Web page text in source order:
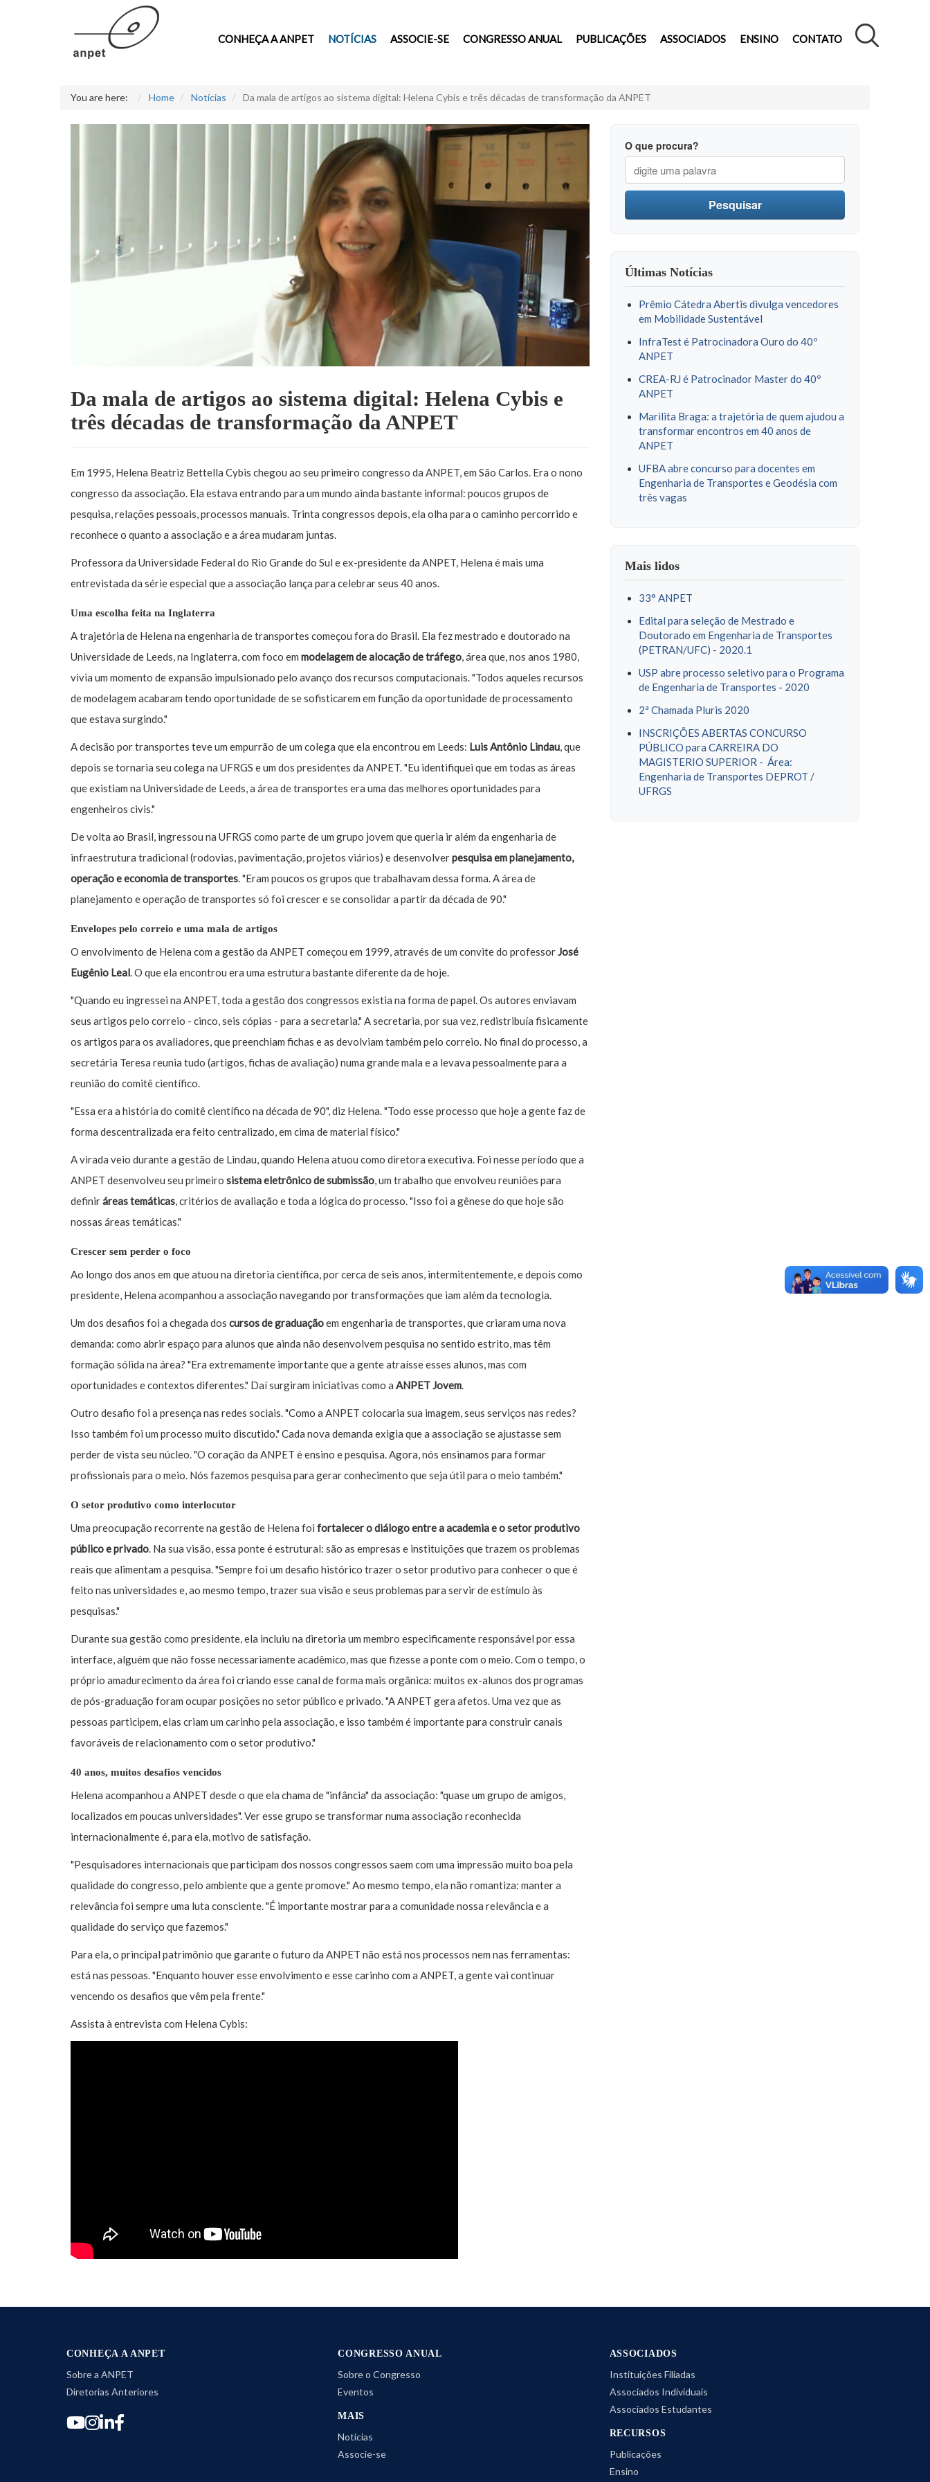
CONHEÇA A ANPET NOTÍCIAS ASSOCIE-SE CONGRESSO ANUAL PUBLICAÇÕES ASSOCIADOS ENSINO CONTATO
You are here: Home Notícias Da mala de artigos ao sistema digital: Helena Cybis e três décadas de transformação da ANPET
Da mala de artigos ao sistema digital: Helena Cybis e
três décadas de transformação da ANPET
Em 1995, Helena Beatriz Bettella Cybis chegou ao seu primeiro congresso da ANPET, em São Carlos. Era o nono
congresso da associação. Ela estava entrando para um mundo ainda bastante informal: poucos grupos de
pesquisa, relações pessoais, processos manuais. Trinta congressos depois, ela olha para o caminho percorrido e
reconhece o quanto a associação e a área mudaram juntas.
Professora da Universidade Federal do Rio Grande do Sul e ex-presidente da ANPET, Helena é mais uma
entrevistada da série especial que a associação lança para celebrar seus 40 anos.
Uma escolha feita na Inglaterra
A trajetória de Helena na engenharia de transportes começou fora do Brasil. Ela fez mestrado e doutorado na
Universidade de Leeds, na Inglaterra, com foco em modelagem de alocação de tráfego, área que, nos anos 1980,
vivia um momento de expansão impulsionado pelo avanço dos recursos computacionais. "Todos aqueles recursos
de modelagem acabaram tendo oportunidade de se sofisticarem em função da oportunidade de processamento
que estava surgindo."
A decisão por transportes teve um empurrão de um colega que ela encontrou em Leeds: Luis Antônio Lindau, que
depois se tornaria seu colega na UFRGS e um dos presidentes da ANPET. "Eu identifiquei que em todas as áreas
que existiam na Universidade de Leeds, a área de transportes era uma das melhores oportunidades para
engenheiros civis."
De volta ao Brasil, ingressou na UFRGS como parte de um grupo jovem que queria ir além da engenharia de
infraestrutura tradicional (rodovias, pavimentação, projetos viários) e desenvolverpesquisa em planejamento,
operação e economia de transportes. "Eram poucos os grupos que trabalhavam dessa forma. A área de
planejamento e operação de transportes só foi crescer e se consolidar a partir da década de 90."
Envelopes pelo correio e uma mala de artigos
O envolvimento de Helena com a gestão da ANPET começou em 1999, através de um convite do professorJosé
Eugênio Leal. O que ela encontrou era uma estrutura bastante diferente da de hoje.
"Quando eu ingressei na ANPET, toda a gestão dos congressos existia na forma de papel. Os autores enviavam
seus artigos pelo correio - cinco, seis cópias - para a secretaria." A secretaria, por sua vez, redistribuía fisicamente
os artigos para os avaliadores, que preenchiam fichas e as devolviam também pelo correio. No final do processo, a
secretária Teresa reunia tudo (artigos, fichas de avaliação) numa grande mala e a levava pessoalmente para a
reunião do comitê científico.
"Essa era a história do comitê científico na década de 90", diz Helena. "Todo esse processo que hoje a gente faz de
forma descentralizada era feito centralizado, em cima de material físico."
A virada veio durante a gestão de Lindau, quando Helena atuou como diretora executiva. Foi nesse período que a
ANPET desenvolveu seu primeiro sistema eletrônico de submissão, um trabalho que envolveu reuniões para
definiráreas temáticas, critérios de avaliação e toda a lógica do processo. "Isso foi a gênese do que hoje são
nossas áreas temáticas."
Crescer sem perder o foco
Ao longo dos anos em que atuou na diretoria científica, por cerca de seis anos, intermitentemente, e depois como
presidente, Helena acompanhou a associação navegando por transformações que iam além da tecnologia.
Um dos desafios foi a chegada dos cursos de graduaçãoem engenharia de transportes, que criaram uma nova
demanda: como abrir espaço para alunos que ainda não desenvolvem pesquisa no sentido estrito, mas têm
formação sólida na área? "Era extremamente importante que a gente atraísse esses alunos, mas com
oportunidades e contextos diferentes." Daí surgiram iniciativas como a ANPET Jovem.
Outro desafio foi a presença nas redes sociais. "Como a ANPET colocaria sua imagem, seus serviços nas redes?
Isso também foi um processo muito discutido." Cada nova demanda exigia que a associação se ajustasse sem
perder de vista seu núcleo. "O coração da ANPET é ensino e pesquisa. Agora, nós ensinamos para formar
profissionais para o meio. Nós fazemos pesquisa para gerar conhecimento que seja útil para o meio também."
O setor produtivo como interlocutor
Uma preocupação recorrente na gestão de Helena foi fortalecer o diálogo entre a academia e o setor produtivo
público e privado. Na sua visão, essa ponte é estrutural: são as empresas e instituições que trazem os problemas
reais que alimentam a pesquisa. "Sempre foi um desafio histórico trazer o setor produtivo para conhecer o que é
feito nas universidades e, ao mesmo tempo, trazer sua visão e seus problemas para servir de estímulo às
pesquisas."
Durante sua gestão como presidente, ela incluiu na diretoria um membro especificamente responsável por essa
interface, alguém que não fosse necessariamente acadêmico, mas que fizesse a ponte com o meio. Com o tempo, o
próprio amadurecimento da área foi criando esse canal de forma mais orgânica: muitos ex-alunos dos programas
de pós-graduação foram ocupar posições no setor público e privado. "A ANPET gera afetos. Uma vez que as
pessoas participem, elas criam um carinho pela associação, e isso também é importante para construir canais
favoráveis de relacionamento com o setor produtivo."
40 anos, muitos desafios vencidos
Helena acompanhou a ANPET desde o que ela chama de "infância" da associação: "quase um grupo de amigos,
localizados em poucas universidades". Ver esse grupo se transformar numa associação reconhecida
internacionalmente é, para ela, motivo de satisfação.
"Pesquisadores internacionais que participam dos nossos congressos saem com uma impressão muito boa pela
qualidade do congresso, pelo ambiente que a gente promove." Ao mesmo tempo, ela não romantiza: manter a
relevância foi sempre uma luta consciente. "É importante mostrar para a comunidade nossa relevância e a
qualidade do serviço que fazemos."
Para ela, o principal patrimônio que garante o futuro da ANPET não está nos processos nem nas ferramentas:
está nas pessoas. "Enquanto houver esse envolvimento e esse carinho com a ANPET, a gente vai continuar
vencendo os desafios que vêm pela frente."
Assista à entrevista com Helena Cybis:
O que procura?
Pesquisar
Últimas Notícias
Prêmio Cátedra Abertis divulga vencedores
em Mobilidade Sustentável
InfraTest é Patrocinadora Ouro do 40º
ANPET
CREA-RJ é Patrocinador Master do 40º
ANPET
Marilita Braga: a trajetória de quem ajudou a
transformar encontros em 40 anos de
ANPET
UFBA abre concurso para docentes em
Engenharia de Transportes e Geodésia com
três vagas
Mais lidos
33° ANPET
Edital para seleção de Mestrado e
Doutorado em Engenharia de Transportes
(PETRAN/UFC) - 2020.1
USP abre processo seletivo para o Programa
de Engenharia de Transportes - 2020
2ª Chamada Pluris 2020
INSCRIÇÕES ABERTAS CONCURSO
PÚBLICO para CARREIRA DO
MAGISTERIO SUPERIOR - Área:
Engenharia de Transportes DEPROT /
UFRGS
CONHEÇA A ANPET
Sobre a ANPET
Diretorias Anteriores
CONGRESSO ANUAL
Sobre o Congresso
Eventos
MAIS
Notícias
Associe-se
ASSOCIADOS
Instituições Filiadas
Associados Individuais
Associados Estudantes
RECURSOS
Publicações
Ensino